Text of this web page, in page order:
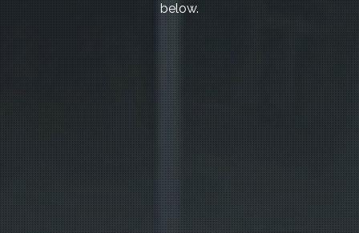
below.